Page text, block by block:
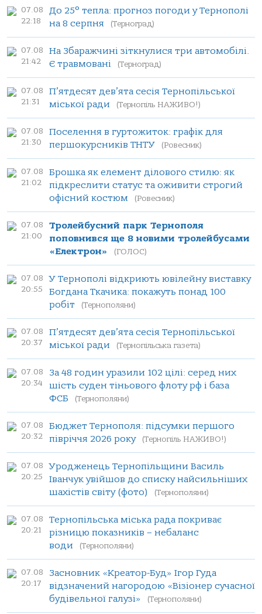
07.08
22:18
До 25° тепла: прогноз погоди у Тернополі
на 8 серпня
(Терноград)
07.08
21:42
На Збаражчині зіткнулися три автомобілі.
Є травмовані
(Терноград)
07.08
21:31
П’ятдесят дев’ята сесія Тернопільської
міської ради
(Тернопіль НАЖИВО!)
07.08
21:30
Поселення в гуртожиток: графік для
першокурсників ТНТУ
(Ровесник)
07.08
21:02
Брошка як елемент ділового стилю: як
підкреслити статус та оживити строгий
офісний костюм
(Ровесник)
07.08
21:00
Тролейбусний парк Тернополя
поповнився ще 8 новими тролейбусами
«Електрон»
(ГОЛОС)
07.08
20:55
У Тернополі відкриють ювілейну виставку
Богдана Ткачика: покажуть понад 100
робіт
(Тернополяни)
07.08
20:37
П’ятдесят дев’ята сесія Тернопільської
міської ради
(Тернопільська газета)
07.08
20:34
За 48 годин уразили 102 цілі: серед них
шість суден тіньового флоту рф і база
ФСБ
(Тернополяни)
07.08
20:32
Бюджет Тернополя: підсумки першого
півріччя 2026 року
(Тернопіль НАЖИВО!)
07.08
20:25
Уродженець Тернопільщини Василь
Іванчук увійшов до списку найсильніших
шахістів світу (фото)
(Тернополяни)
07.08
20:21
Тернопільська міська рада покриває
різницю показників – небаланс
води
(Тернополяни)
07.08
20:17
Засновник «Креатор-Буд» Ігор Гуда
відзначений нагородою «Візіонер сучасної
будівельної галузі»
(Тернополяни)